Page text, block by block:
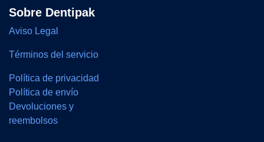
Sobre Dentipak
Aviso Legal
Términos del servicio
Política de privacidad
Política de envío
Devoluciones y
reembolsos